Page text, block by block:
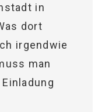
in
dort
irgendwie
man